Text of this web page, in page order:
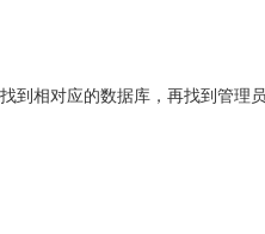
相对应的数据库，再找到管理员